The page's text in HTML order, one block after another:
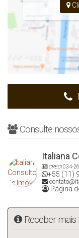
Consulte
Italiana
CRECI034-
+55 (11)
Página
Receber